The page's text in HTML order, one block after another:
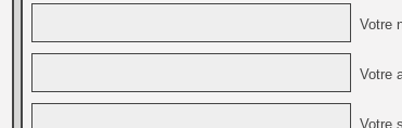
Votre
Votre
Votre